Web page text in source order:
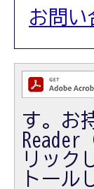
お問い
す。お
Reader
リック
トール